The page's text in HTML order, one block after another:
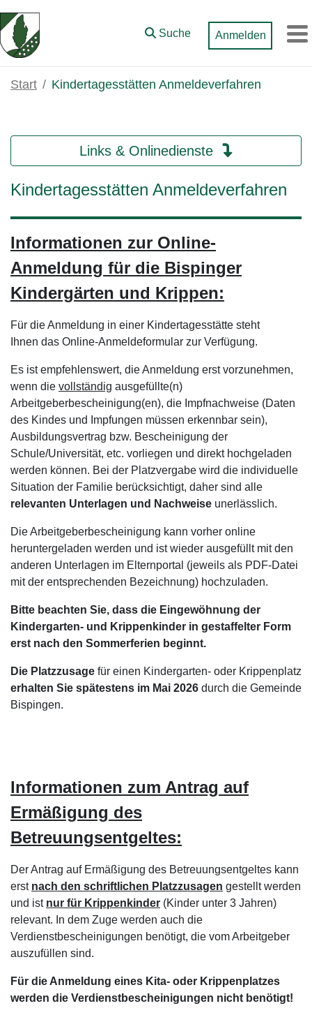
Zum Hauptinhalt springen
Suche Anmelden
Start Kindertagesstätten Anmeldeverfahren
Links & Onlinedienste
Kindertagesstätten Anmeldeverfahren
Informationen zur Online-
Anmeldung für die Bispinger
Kindergärten und Krippen:
Für die Anmeldung in einer Kindertagesstätte steht
Ihnen das Online-Anmeldeformular zur Verfügung.
Es ist empfehlenswert, die Anmeldung erst vorzunehmen,
wenn die vollständig ausgefüllte(n)
Arbeitgeberbescheinigung(en), die Impfnachweise (Daten
des Kindes und Impfungen müssen erkennbar sein),
Ausbildungsvertrag bzw. Bescheinigung der
Schule/Universität, etc. vorliegen und direkt hochgeladen
werden können. Bei der Platzvergabe wird die individuelle
Situation der Familie berücksichtigt, daher sind alle
relevanten Unterlagen und Nachweise unerlässlich.
Die Arbeitgeberbescheinigung kann vorher online
heruntergeladen werden und ist wieder ausgefüllt mit den
anderen Unterlagen im Elternportal (jeweils als PDF-Datei
mit der entsprechenden Bezeichnung) hochzuladen.
Bitte beachten Sie, dass die Eingewöhnung der
Kindergarten- und Krippenkinder in gestaffelter Form
erst nach den Sommerferien beginnt.
Die Platzzusage für einen Kindergarten- oder Krippenplatz
erhalten Sie spätestens im Mai 2026 durch die Gemeinde
Bispingen.
Informationen zum Antrag auf
Ermäßigung des
Betreuungsentgeltes:
Der Antrag auf Ermäßigung des Betreuungsentgeltes kann
erst nach den schriftlichen Platzzusagen gestellt werden
und ist nur für Krippenkinder (Kinder unter 3 Jahren)
relevant. In dem Zuge werden auch die
Verdienstbescheinigungen benötigt, die vom Arbeitgeber
auszufüllen sind.
Für die Anmeldung eines Kita- oder Krippenplatzes
werden die Verdienstbescheinigungen nicht benötigt!